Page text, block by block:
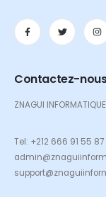
Contactez-
ZNAGUI
Tel: +212 666 91 55